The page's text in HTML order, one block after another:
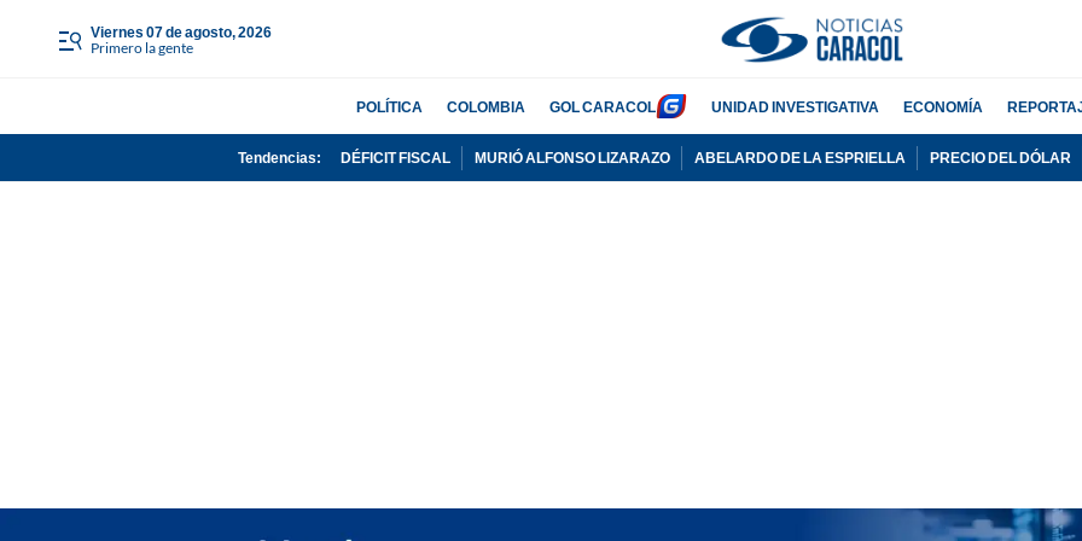
viernes 07 de agosto, 2026
Primero la gente
POLÍTICA COLOMBIA GOL CARACOL UNIDAD INVESTIGATIVA ECONOMÍA
Tendencias: DÉFICIT FISCAL MURIÓ ALFONSO LIZARAZO ABELARDO DE LA ESPRIELLA PRECIO DEL DÓLAR